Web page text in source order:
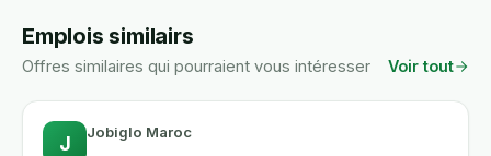
Emplois similairs
Offres similaires qui pourraient vous intéresser Voir tout
J Jobiglo Maroc